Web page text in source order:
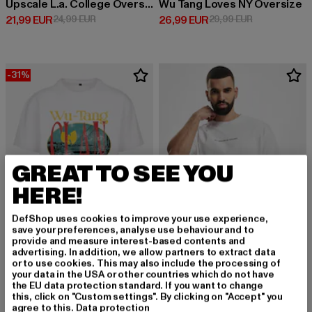
Upscale L.a. College Oversize
21,99 EUR
Derzeitiger Preis: 21,99 EUR
24,99 EURAktionspreis: 24,99 EUR
Wu Tang Loves NY Oversize
26,99 EUR
Derzeitiger Preis: 26,99 EUR
29,99 EURAktionspreis:
-31%
MISTER TEE UPSCALE
Wu Tang Staten Island Oversize
24,83 EUR
Derzeitiger Preis: 24,83 EUR
35,99 EURAktionspreis: 35,99 EUR
MISTER TEE UPSCALE
23,74 EUR
Derzeitiger Preis: 23,74 EUR
GREAT TO SEE YOU
HERE!
DefShop uses cookies to improve your use experience,
save your preferences, analyse use behaviour and to
provide and measure interest-based contents and
advertising. In addition, we allow partners to extract data
or to use cookies. This may also include the processing of
your data in the USA or other countries which do not have
the EU data protection standard. If you want to change
this, click on "Custom settings". By clicking on "Accept" you
agree to this. Data protection